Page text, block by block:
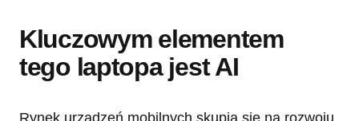
Kluczowym elementem
tego laptopa jest AI